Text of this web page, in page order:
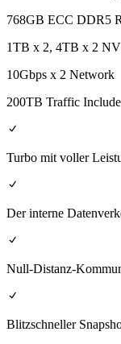
768GB ECC DDR5
1TB x 2, 4TB x 2
10Gbps x 2 Network
200TB Traffic
Turbo mit voller
Der interne
Null-Distanz-
Blitzschneller